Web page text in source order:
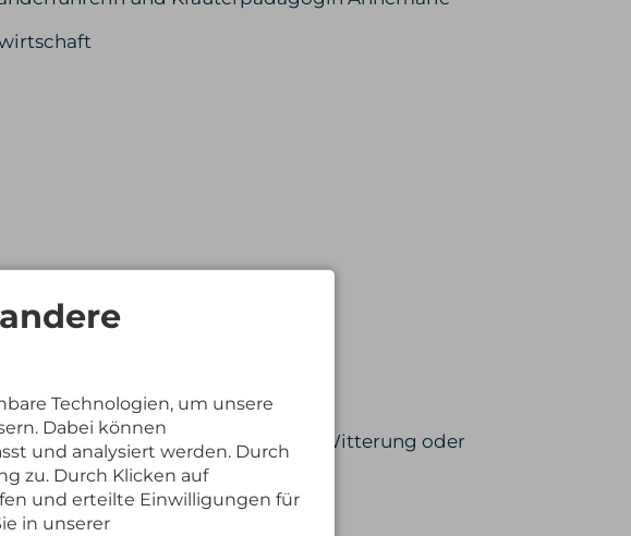
(z.B. Bergbahnfahrten) aufgrund Witterung oder
Technologien, um unsere
Dabei können
und analysiert werden. Durch
zu. Durch Klicken auf
und erteilte Einwilligungen für
in unserer